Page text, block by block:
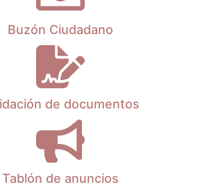
Buzón Ciudadano
de documentos
Tablón de anuncios